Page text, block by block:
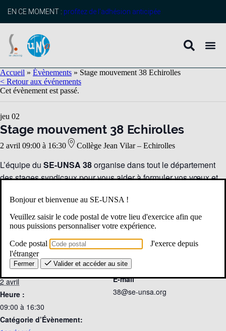
EN CE MOMENT : profitez de l’adhésion anticipée
Accueil » Évènements » Stage mouvement 38 Echirolles
< Retour aux événements
Cet évènement est passé.
jeu 02
Stage mouvement 38 Echirolles
2 avril 09:00 à 16:30 Collège Jean Vilar – Echirolles
L’équipe du SE-UNSA 38organise dans tout le département
des stages syndicaux pour vous aider à formuler vos vœux et
Détails
Date :
2 avril
Heure :
09:00 à 16:30
Catégorie d’Évènement:
SE-Unsa 38
E-mail
38@se-unsa.org
Bonjour et bienvenue au SE-UNSA !
Veuillez saisir le code postal de votre lieu d'exercice afin que
nous puissions personnaliser votre expérience.
Code postal
J'exerce depuis
l'étranger
Fermer Valider et accéder au site